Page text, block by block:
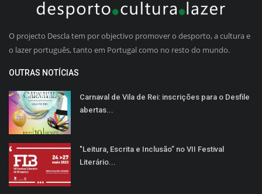
O projecto Descla tem por objectivo promover o desporto, a cultura e
o lazer português, tanto em Portugal como no resto do mundo.
OUTRAS NOTÍCIAS
Carnaval de Vila de Rei: inscrições para o Desfile
abertas...
"Leitura, Escrita e Inclusão” no VII Festival
Literário...